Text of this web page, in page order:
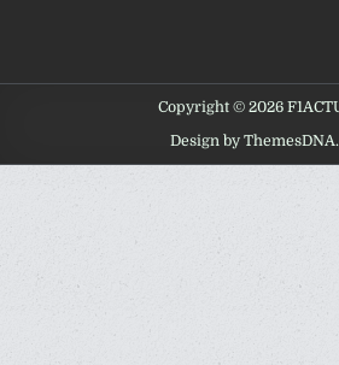
Copyright © 2026
Design by